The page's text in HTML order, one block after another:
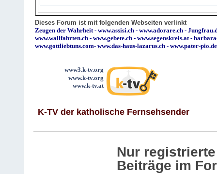
Dieses Forum ist mit folgenden Webseiten verlinkt
Zeugen der Wahrheit- www.assisi.ch - www.adorare.ch -
www.wallfahrten.ch - www.gebete.ch - www.segenskreis.at-
www.gottliebtuns.com- www.das-haus-lazarus.ch - www.pater-pio.de
www3.k-tv.org
www.k-tv.org
www.k-tv.at
K-TV der katholische Fernsehsender
Nur
Beiträge im